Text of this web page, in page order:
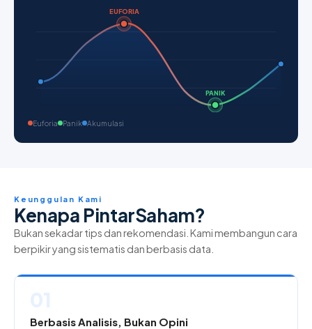
EUFORIA
PANIK
Euforia Panik Akumulasi
Keunggulan Kami
Kenapa PintarSaham?
Bukan sekadar tips dan rekomendasi. Kami membangun cara
berpikir yang sistematis dan berbasis data.
Berbasis Analisis, Bukan Opini